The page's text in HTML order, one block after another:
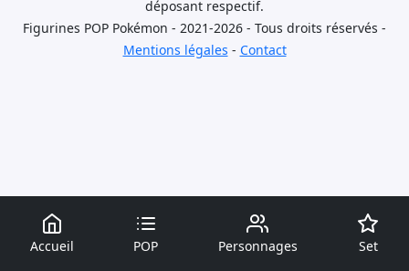
déposant respectif.
Figurines POP Pokémon - 2021-2026 - Tous droits réservés -
Mentions légales - Contact
Accueil POP Personnages Set